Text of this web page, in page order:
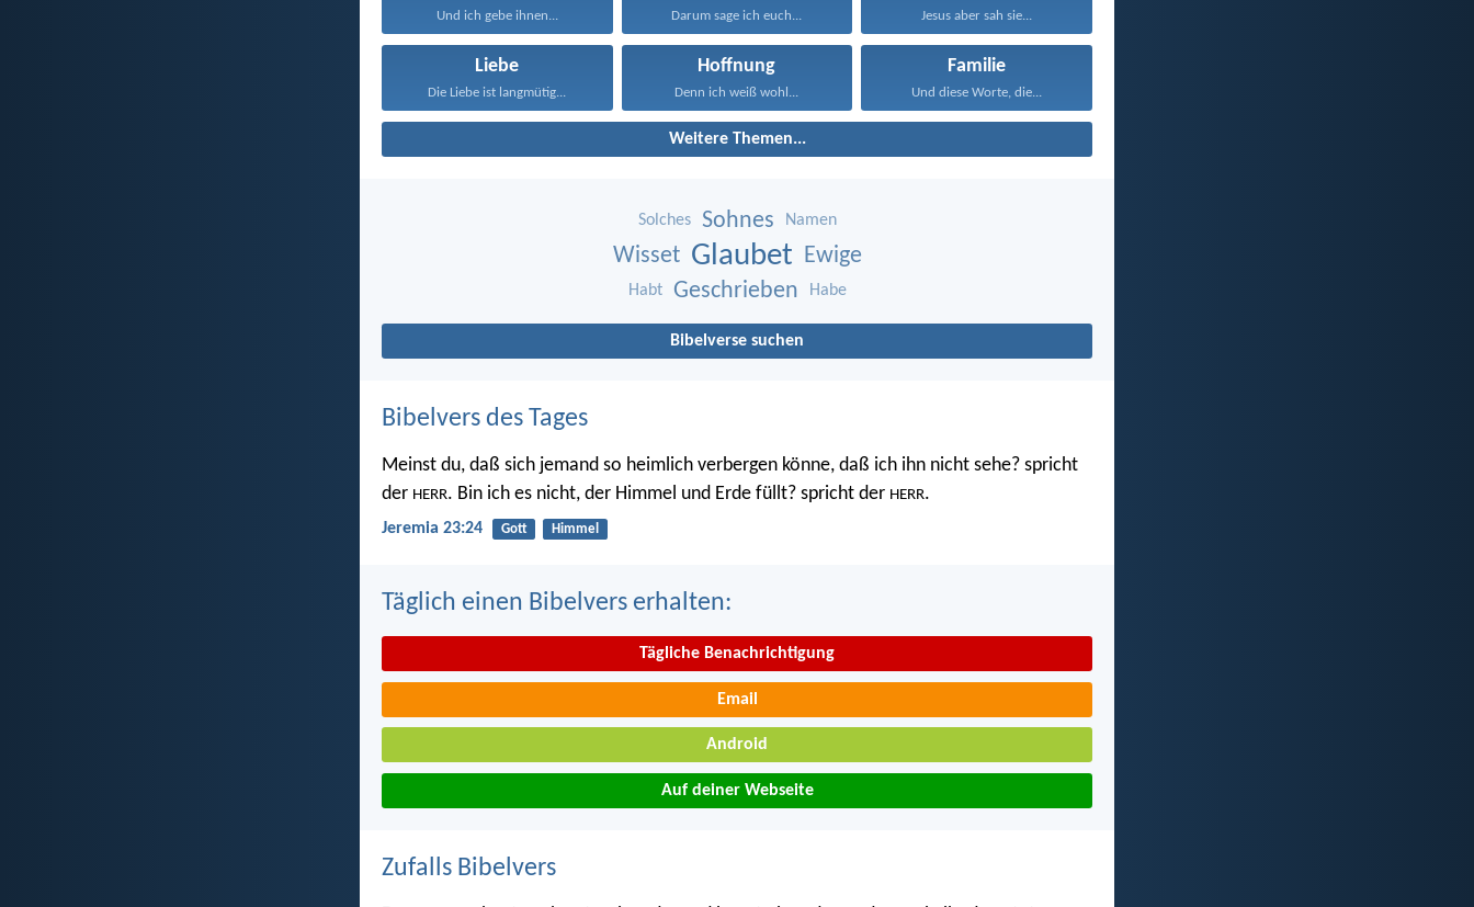
Und ich gebe ihnen... Darum sage ich euch... Jesus aber sah sie...
Liebe
Die Liebe ist langmütig...
Hoffnung
Denn ich weiß wohl...
Familie
Und diese Worte, die...
Weitere Themen...
Solches Sohnes Namen
Wisset Glaubet Ewige
Habt Geschrieben Habe
Bibelverse suchen
Bibelvers des Tages
Meinst du, daß sich jemand so heimlich verbergen könne, daß ich ihn nicht sehe? spricht
der HERR. Bin ich es nicht, der Himmel und Erde füllt? spricht der HERR.
Jeremia 23:24 Gott Himmel
Täglich einen Bibelvers erhalten:
Tägliche Benachrichtigung
Email
Android
Auf deiner Webseite
Zufalls Bibelvers